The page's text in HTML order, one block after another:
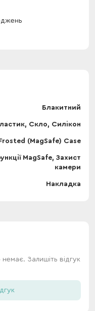
Блакитний
Скло, Силікон
(MagSafe) Case
MagSafe, Захист
камери
Накладка
Залишіть відгук